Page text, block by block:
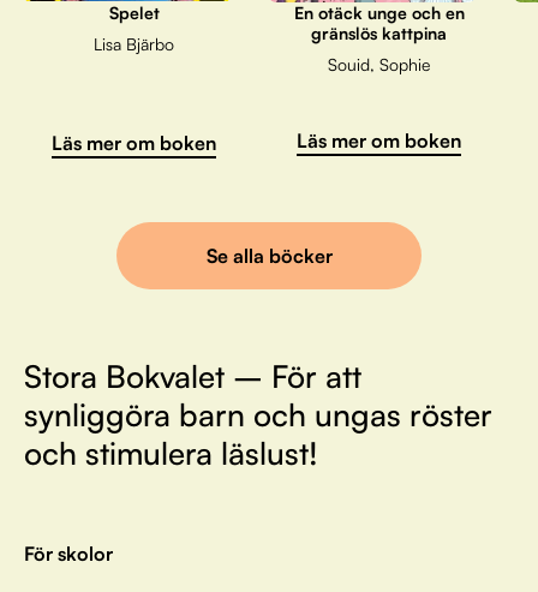
Spelet
Lisa Bjärbo
Läs mer om boken
En otäck unge och en
gränslös kattpina
Souid, Sophie
Läs mer om boken
Se alla böcker
Stora Bokvalet – För att
synliggöra barn och ungas röster
och stimulera läslust!
För skolor